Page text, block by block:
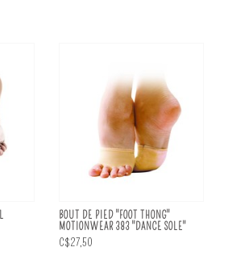
BOUT DE PIED "FOOT THONG"
MOTIONWEAR 383 "DANCE SOLE"
C$27,50